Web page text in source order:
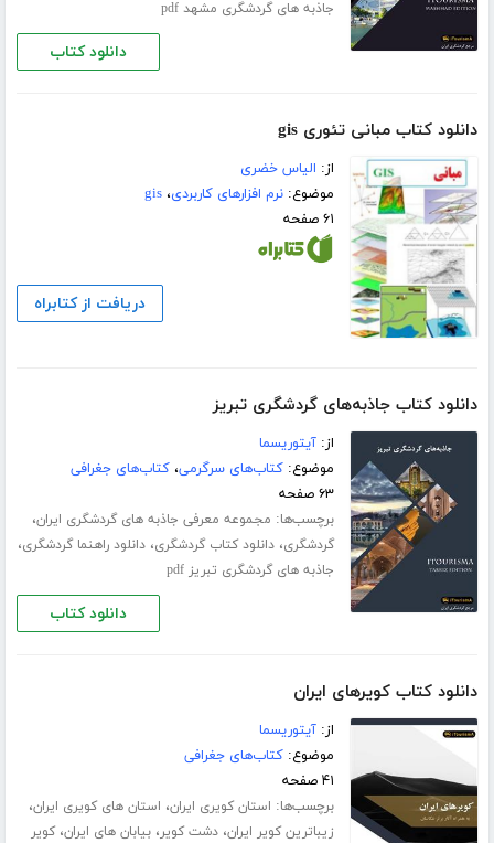
جاذبه های گردشگری مشهد pdf
دانلود کتاب
دانلود کتاب مبانی تئوری gis
از: الیاس خضری
موضوع:نرم افزارهای کاربردی،gis
۶۱ صفحه
دریافت از کتابراه
دانلود کتاب جاذبه‌های گردشگری تبریز
از:آیتوریسما
موضوع:کتاب‌های سرگرمی،کتاب‌های جغرافی
۶۳ صفحه
برچسب‌ها: مجموعه معرفی جاذبه های گردشگری ایران،
گردشگری،دانلود کتاب گردشگری،دانلود راهنما گردشگری،
جاذبه های گردشگری تبریز pdf
دانلود کتاب
دانلود کتاب کویرهای ایران
از:آیتوریسما
موضوع:کتاب‌های جغرافی
۴۱ صفحه
برچسب‌ها: استان کویری ایران، استان های کویری ایران،
زیباترین کویر ایران،دشت کویر،بیابان های ایران،کویر